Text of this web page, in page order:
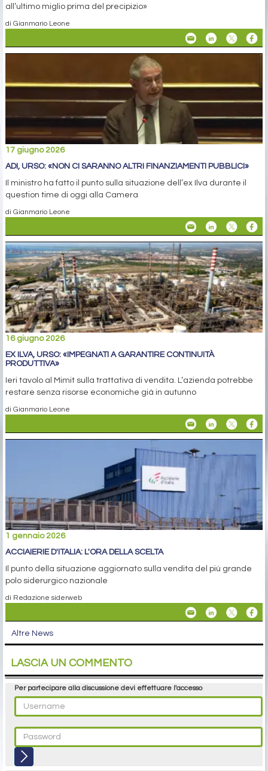
all’ultimo miglio prima del precipizio»
di Gianmario Leone
17 giugno 2026
ADI, URSO: «NON CI SARANNO ALTRI FINANZIAMENTI PUBBLICI»
Il ministro ha fatto il punto sulla situazione dell’ex Ilva durante il
question time di oggi alla Camera
di Gianmario Leone
16 giugno 2026
EX ILVA, URSO: «IMPEGNATI A GARANTIRE CONTINUITÀ
PRODUTTIVA»
Ieri tavolo al Mimit sulla trattativa di vendita. L’azienda potrebbe
restare senza risorse economiche già in autunno
di Gianmario Leone
1 gennaio 2026
ACCIAIERIE D'ITALIA: L'ORA DELLA SCELTA
Il punto della situazione aggiornato sulla vendita del più grande
polo siderurgico nazionale
di Redazione siderweb
Altre News
LASCIA UN COMMENTO
Per partecipare alla discussione devi effettuare l'accesso